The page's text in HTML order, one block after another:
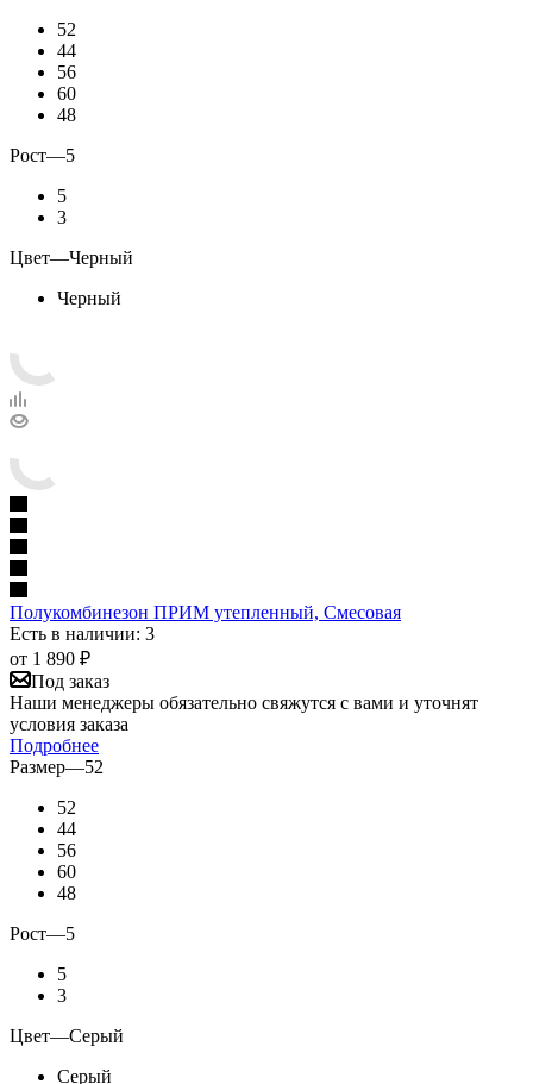
52
44
56
60
48
Рост—5
5
3
Цвет—Черный
Черный
Полукомбинезон ПРИМ утепленный, Смесовая
Есть в наличии: 3
от 1 890 ₽
Под заказ
Наши менеджеры обязательно свяжутся с вами и уточнят
условия заказа
Подробнее
Размер—52
52
44
56
60
48
Рост—5
5
3
Цвет—Серый
Серый